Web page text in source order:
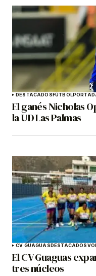
DESTACADOSFÚTBOL
El ganés Nicholas
la UD Las Palmas
CV GUAGUASDESTACADOS
El CV Guaguas
tres núcleos